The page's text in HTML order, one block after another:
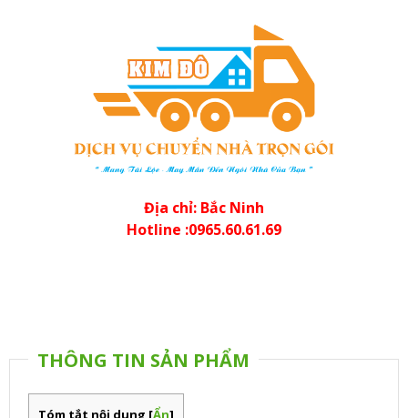
Địa chỉ: Bắc Ninh
Hotline :0965.60.61.69
THÔNG TIN SẢN PHẨM
Tóm tắt nội dung [Ẩn]